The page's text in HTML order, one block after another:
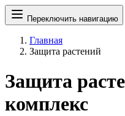
Переключить навигацию
Главная
Защита растений
Защита
комплекс